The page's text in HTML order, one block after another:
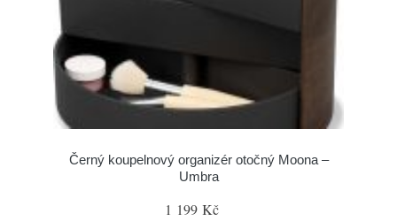
Černý koupelnový organizér otočný Moona –
Umbra
1 199 Kč